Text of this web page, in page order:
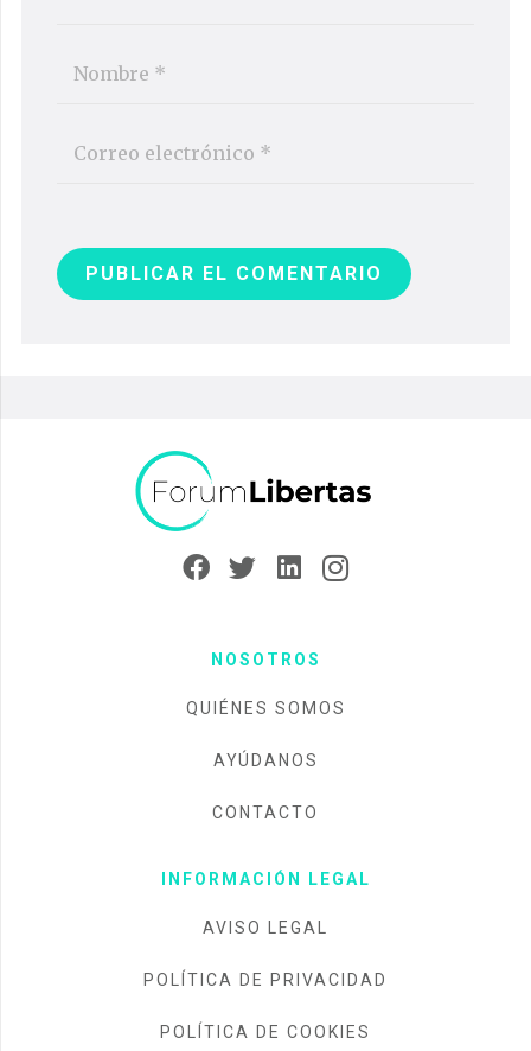
PUBLICAR EL COMENTARIO
NOSOTROS
QUIÉNES SOMOS
AYÚDANOS
CONTACTO
INFORMACIÓN LEGAL
AVISO LEGAL
POLÍTICA DE PRIVACIDAD
POLÍTICA DE COOKIES